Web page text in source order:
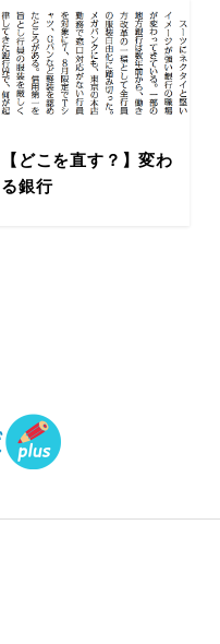
【どこを直す？】変わ
る銀行